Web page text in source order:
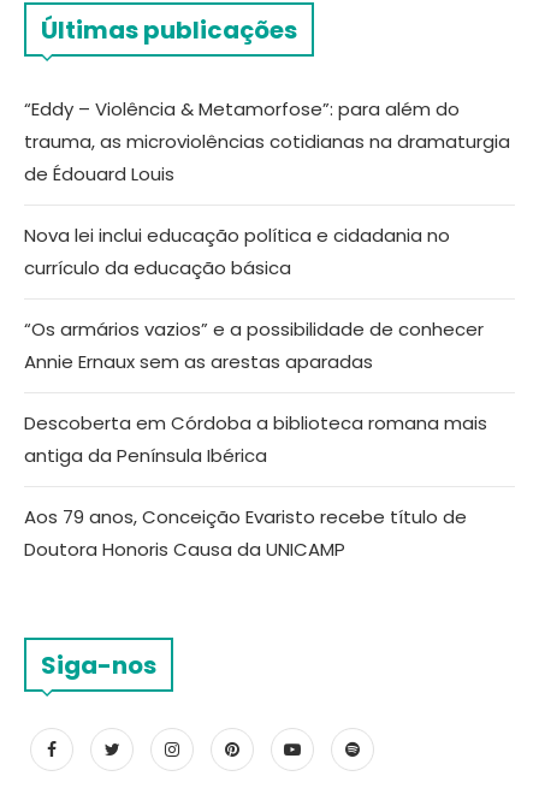
Últimas publicações
“Eddy – Violência & Metamorfose”: para além do
trauma, as microviolências cotidianas na dramaturgia
de Édouard Louis
Nova lei inclui educação política e cidadania no
currículo da educação básica
“Os armários vazios” e a possibilidade de conhecer
Annie Ernaux sem as arestas aparadas
Descoberta em Córdoba a biblioteca romana mais
antiga da Península Ibérica
Aos 79 anos, Conceição Evaristo recebe título de
Doutora Honoris Causa da UNICAMP
Siga-nos